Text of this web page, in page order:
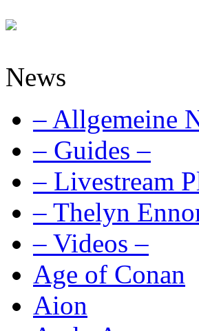
News
– Allgemeine
– Guides –
– Livestream
– Thelyn
– Videos –
Age of Conan
Aion